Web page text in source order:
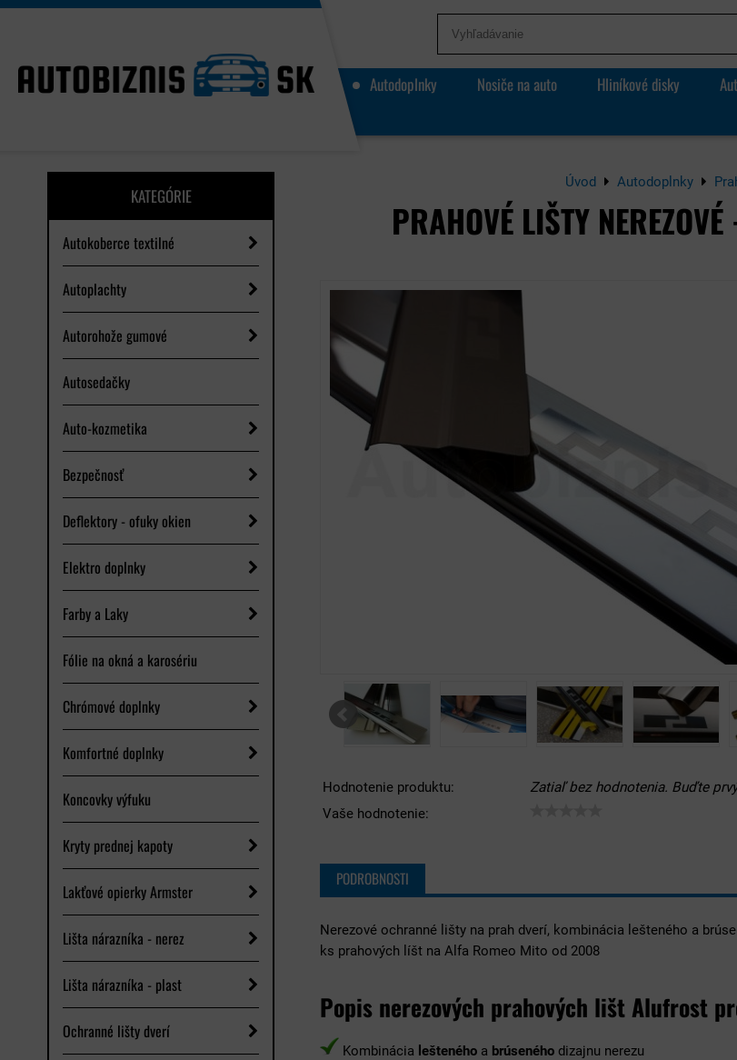
Autodoplnky Nosiče na auto Hliníkové disky
KATEGÓRIE
Autokoberce textilné
Autoplachty
Autorohože gumové
Autosedačky
Auto-kozmetika
Bezpečnosť
Deflektory - ofuky okien
Elektro doplnky
Farby a Laky
Fólie na okná a karosériu
Chrómové doplnky
Komfortné doplnky
Koncovky výfuku
Kryty prednej kapoty
Lakťové opierky Armster
Lišta nárazníka - nerez
Lišta nárazníka - plast
Ochranné lišty dverí
Úvod Autodoplnky
PRAHOVÉ LIŠTY
Hodnotenie produktu:
Zatiaľ bez hodnotenia. Buďte
Vaše hodnotenie:
PODROBNOSTI
Nerezové ochranné lišty na prah dverí, kombinácia lešteného a
ks prahových líšt na Alfa Romeo Mito od 2008
Popis nerezových prahových lišt Alufrost
Kombinácia lešteného a brúseného dizajnu nerezu